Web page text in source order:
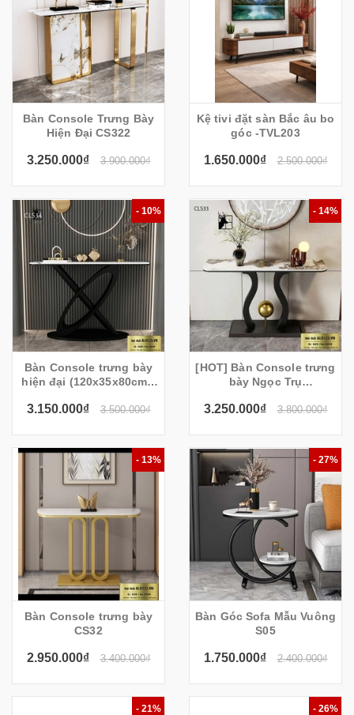
Bàn Console Trưng Bày
Hiện Đại CS322
3.250.000₫ 3.900.000₫
Kệ tivi đặt sàn Bắc âu bo
góc -TVL203
1.650.000₫ 2.500.000₫
- 10%
Bàn Console trưng bày
hiện đại (120x35x80cm)-
3.150.000₫ 3.500.000₫
- 14%
[HOT] Bàn Console trưng
bày Ngọc Trụ
3.250.000₫ 3.800.000₫
- 13%
Bàn Console trưng bày
CS32
2.950.000₫ 3.400.000₫
- 27%
Bàn Góc Sofa Mẫu Vuông
S05
1.750.000₫ 2.400.000₫
- 21% - 26%